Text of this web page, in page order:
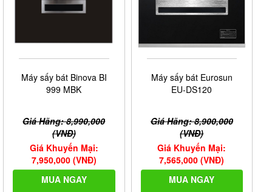
Máy sấy bát Binova BI
999 MBK
Giá Hãng: 8,990,000
(VNĐ)
Giá Khuyến Mại:
7,950,000 (VNĐ)
MUA NGAY
Máy sấy bát Eurosun
EU-DS120
Giá Hãng: 8,900,000
(VNĐ)
Giá Khuyến Mại:
7,565,000 (VNĐ)
MUA NGAY